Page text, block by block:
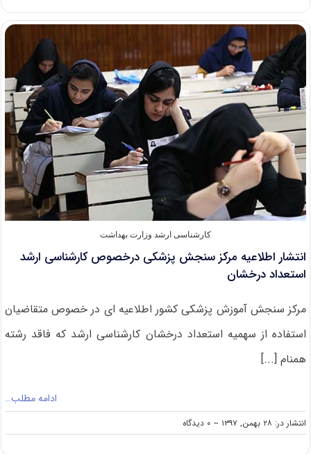
مجدد
و
ویرایش
کنکور
ارشد
۹۸
کارشناسی ارشد وزارت بهداشت
انتشار اطلاعیه مرکز سنجش پزشکی درخصوص کارشناسی ارشد
استعداد درخشان
مرکز سنجش آموزش پزشکی کشور اطلاعیه ای در خصوص متقاضیان
استفاده از سهمیه استعداد درخشان کارشناسی ارشد که فاقد رشته
همنام [...]
ادامه مطلب…
انتشار در: ۲۸ بهمن, ۱۳۹۷ -- ۰ دیدگاه
on
انتشار